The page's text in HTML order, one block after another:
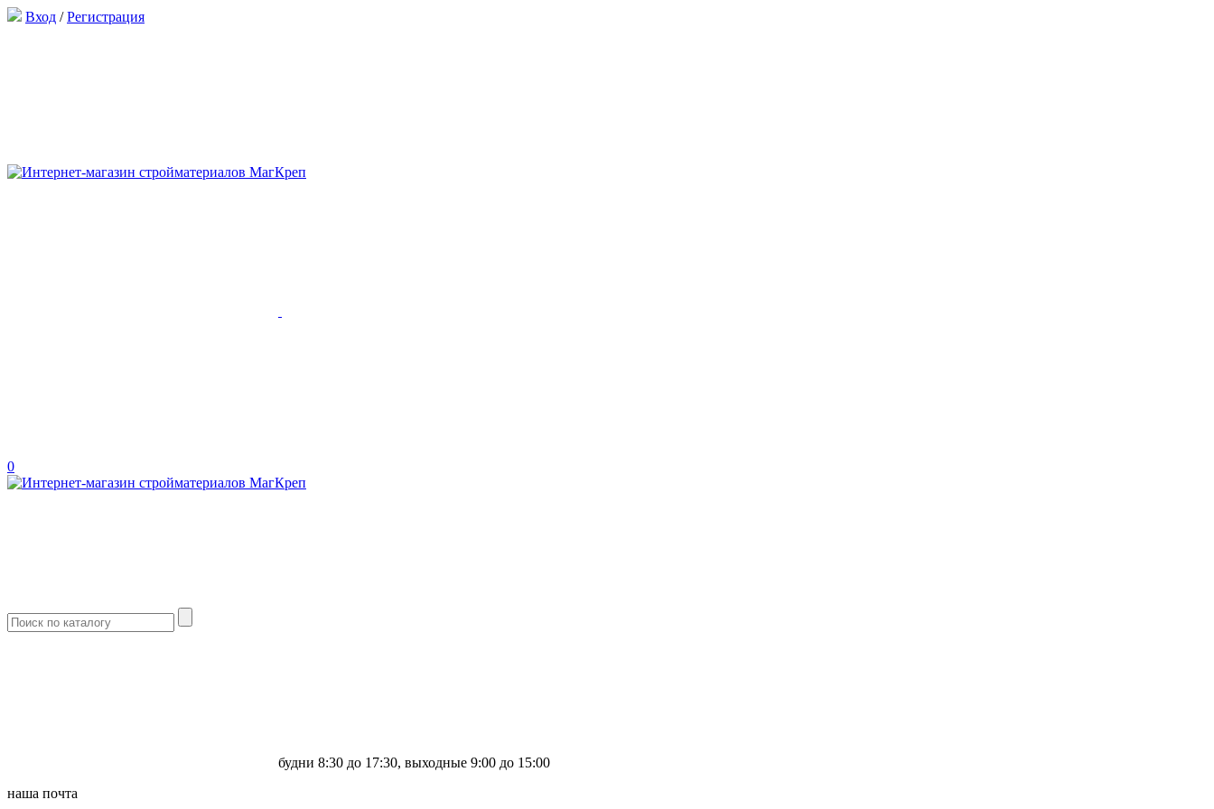
Вход /Регистрация
0
будни 8:30 до 17:30, выходные 9:00 до 15:00
наша почта